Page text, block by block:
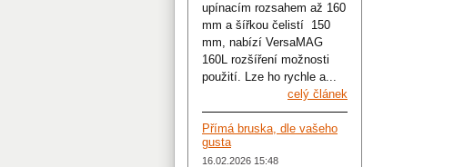
upínacím rozsahem až 160
mm a šířkou čelistí 150
mm, nabízí VersaMAG
160L rozšíření možnosti
použití. Lze ho rychle a...
celý článek
Přímá bruska, dle vašeho
gusta
16.02.2026 15:48